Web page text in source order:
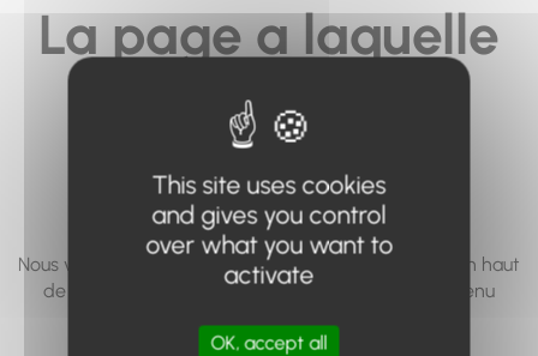
La page a laquelle
vous cherchez à
accéder n'existe
pas... ou plus.
Nous vous invitons à utiliser le moteur de recherche en haut
de page, ou à utiliser le menu pour trouver le contenu
This site uses cookies
and gives you control
over what you want to
activate
OK, accept all